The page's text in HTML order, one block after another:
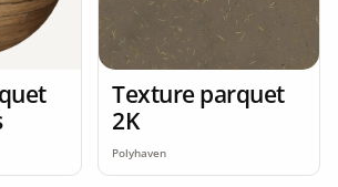
Texture parquet
2K
Polyhaven